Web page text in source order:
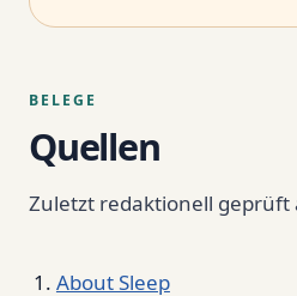
BELEGE
Quellen
Zuletzt redaktionell geprüft
About Sleep